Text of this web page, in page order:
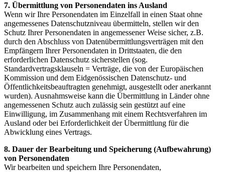
7. Übermittlung von Personendaten ins Ausland
Wenn wir Ihre Personendaten im Einzelfall in einen Staat ohne
angemessenes Datenschutzniveau übermitteln, stellen wir den
Schutz Ihrer Personendaten in angemessener Weise sicher, z.B.
durch den Abschluss von Datenübermittlungsverträgen mit den
Empfängern Ihrer Personendaten in Drittstaaten, die den
erforderlichen Datenschutz sicherstellen (sog.
Standardvertragsklauseln = Verträge, die von der Europäischen
Kommission und dem Eidgenössischen Datenschutz- und
Öffentlichkeitsbeauftragten genehmigt, ausgestellt oder anerkannt
wurden). Ausnahmsweise kann die Übermittlung in Länder ohne
angemessenen Schutz auch zulässig sein gestützt auf eine
Einwilligung, im Zusammenhang mit einem Rechtsverfahren im
Ausland oder bei Erforderlichkeit der Übermittlung für die
Abwicklung eines Vertrags.
8. Dauer der Bearbeitung und Speicherung (Aufbewahrung)
von Personendaten
Wir bearbeiten und speichern Ihre Personendaten,